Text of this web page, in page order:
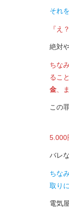
それ
『え
絶対
ちな
るこ
金 、
この
5.000
バレ
ちな
取り
電気